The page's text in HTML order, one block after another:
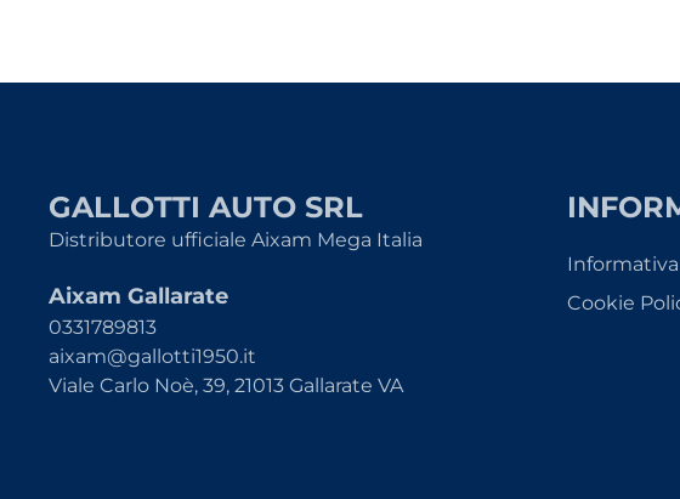
GALLOTTI AUTO SRL
Distributore ufficiale Aixam Mega Italia
Aixam Gallarate
0331789813
aixam@gallotti1950.it
Viale Carlo Noè, 39, 21013 Gallarate VA
Cookie